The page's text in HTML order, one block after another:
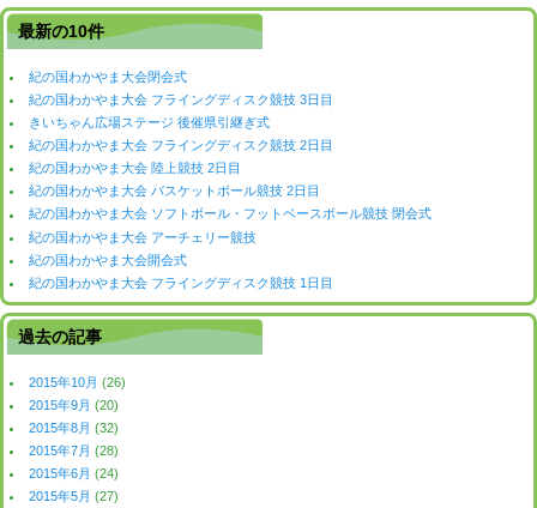
最新の10件
紀の国わかやま大会閉会式
紀の国わかやま大会 フライングディスク競技 3日目
きいちゃん広場ステージ 後催県引継ぎ式
紀の国わかやま大会 フライングディスク競技 2日目
紀の国わかやま大会 陸上競技 2日目
紀の国わかやま大会 バスケットボール競技 2日目
紀の国わかやま大会 ソフトボール・フットベースボール競技 閉会式
紀の国わかやま大会 アーチェリー競技
紀の国わかやま大会開会式
紀の国わかやま大会 フライングディスク競技 1日目
過去の記事
2015年10月 (26)
2015年9月 (20)
2015年8月 (32)
2015年7月 (28)
2015年6月 (24)
2015年5月 (27)